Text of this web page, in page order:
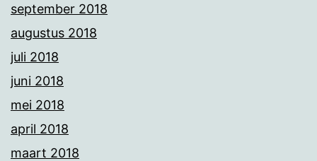
september 2018
augustus 2018
juli 2018
juni 2018
mei 2018
april 2018
maart 2018